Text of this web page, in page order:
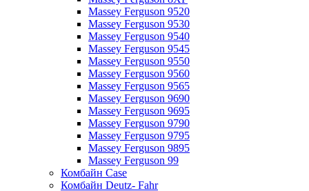
Massey Ferguson 9520
Massey Ferguson 9530
Massey Ferguson 9540
Massey Ferguson 9545
Massey Ferguson 9550
Massey Ferguson 9560
Massey Ferguson 9565
Massey Ferguson 9690
Massey Ferguson 9695
Massey Ferguson 9790
Massey Ferguson 9795
Massey Ferguson 9895
Massey Ferguson 99
Комбайн Case
Комбайн Deutz- Fahr